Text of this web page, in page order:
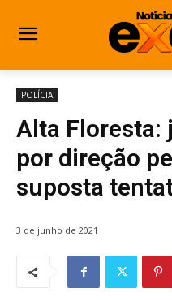
POLÍCIA
Alta Floresta:
por direção
suposta
3 de junho de 2021